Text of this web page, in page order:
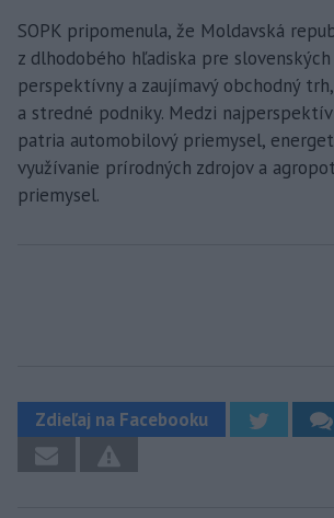
SOPK pripomenula, že Moldavská
z dlhodobého hľadiska pre
perspektívny a zaujímavý obchodný
a stredné podniky. Medzi
patria automobilový priemysel,
využívanie prírodných zdrojov a
priemysel.
Zdieľaj na Facebooku